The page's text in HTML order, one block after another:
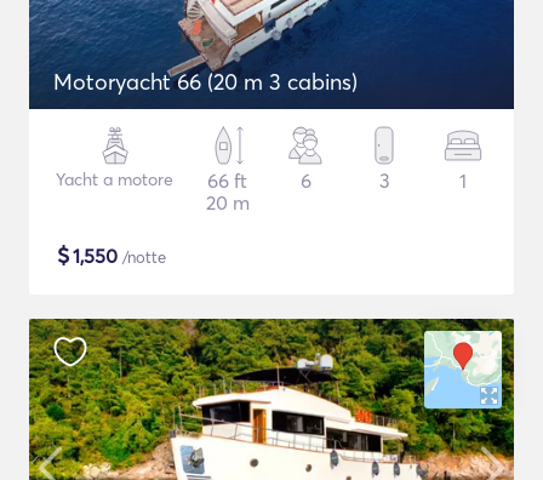
Motoryacht 66 (20 m 3 cabins)
Yacht a motore
66 ft
20 m
6 3 1
$1,550 /notte